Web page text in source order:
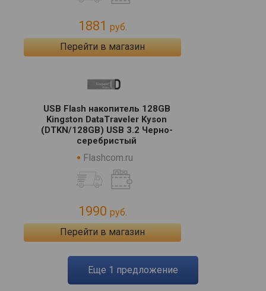
1881 руб.
Перейти в магазин
USB Flash накопитель 128GB
Kingston DataTraveler Kyson
(DTKN/128GB) USB 3.2 Черно-
серебристый
Flashcom.ru
1990 руб.
Перейти в магазин
eще 1 предложение